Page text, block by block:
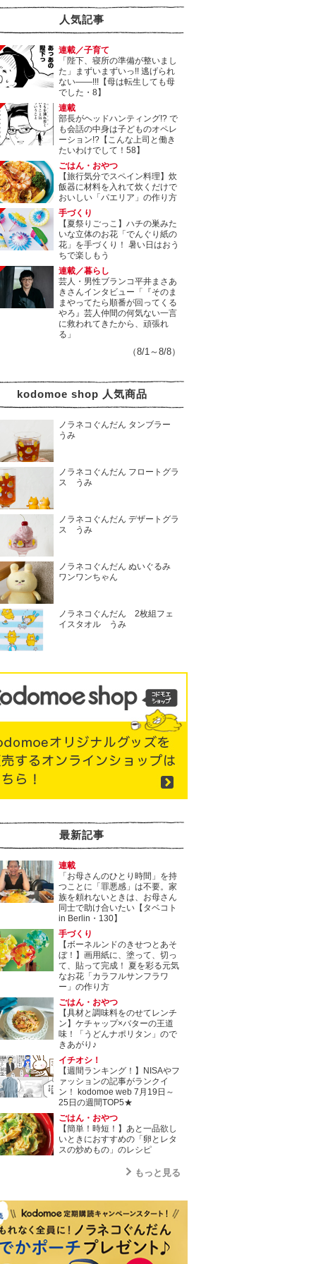
人気記事
連載／子育て
「陛下、寝所の準備が整いまし
た」まずいまずいっ!! 逃げられ
ない――!!!【母は転生しても母
でした・8】
連載
部長がヘッドハンティング!? で
も会話の中身は子どものオペレ
ーション!?【こんな上司と働き
たいわけでして！58】
ごはん・おやつ
【旅行気分でスペイン料理】炊
飯器に材料を入れて炊くだけで
おいしい「パエリア」の作り方
手づくり
【夏祭りごっこ】ハチの巣みた
いな立体のお花「でんぐり紙の
花」を手づくり！ 暑い日はおう
ちで楽しもう
連載／暮らし
芸人・男性ブランコ平井まさあ
きさんインタビュー「『そのま
まやってたら順番が回ってくる
やろ』芸人仲間の何気ない一言
に救われてきたから、頑張れ
る」
（8/1～8/8）
kodomoe shop 人気商品
ノラネコぐんだん タンブラー
うみ
ノラネコぐんだん フロートグラ
ス うみ
ノラネコぐんだん デザートグラ
ス うみ
ノラネコぐんだん ぬいぐるみ
ワンワンちゃん
ノラネコぐんだん 2枚組フェ
イスタオル うみ
最新記事
連載
「お母さんのひとり時間」を持
つことに「罪悪感」は不要。家
族を頼れないときは、お母さん
同士で助け合いたい【タベコト
in Berlin・130】
手づくり
【ボーネルンドのきせつとあそ
ぼ！】画用紙に、塗って、切っ
て、貼って完成！ 夏を彩る元気
なお花「カラフルサンフラワ
ー」の作り方
ごはん・おやつ
【具材と調味料をのせてレンチ
ン】ケチャップ×バターの王道
味！「うどんナポリタン」ので
きあがり♪
イチオシ！
【週間ランキング！】NISAやフ
ァッションの記事がランクイ
ン！ kodomoe web 7月19日～
25日の週間TOP5★
ごはん・おやつ
【簡単！時短！】あと一品欲し
いときにおすすめの「卵とレタ
スの炒めもの」のレシピ
もっと見る